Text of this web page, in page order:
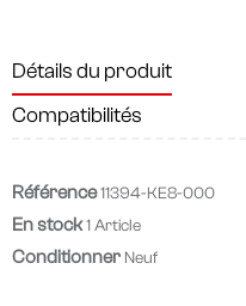
Détails du produit
Compatibilités
Référence11394-KE8-000
En stock1 Article
Conditionner Neuf